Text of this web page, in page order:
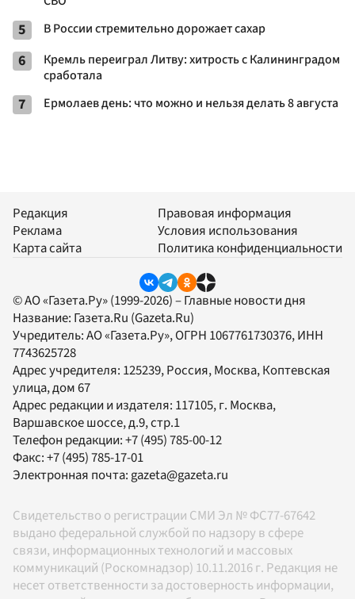
5 В России стремительно дорожает сахар
6
Кремль переиграл Литву: хитрость с Калининградом
сработала
7 Ермолаев день: что можно и нельзя делать 8 августа
Редакция
Реклама
Карта сайта
Правовая информация
Условия использования
Политика конфиденциальности
© АО «Газета.Ру» (1999-2026) – Главные новости дня
Название: Газета.Ru (Gazeta.Ru)
Учредитель:АО «Газета.Ру», ОГРН 1067761730376, ИНН
7743625728
Адрес учредителя: 125239, Россия, Москва, Коптевская
улица, дом 67
Адрес редакции и издателя: 117105, г. Москва,
Варшавское шоссе, д.9, стр.1
Телефон редакции:+7 (495) 785-00-12
Факс:+7 (495) 785-17-01
Электронная почта:gazeta@gazeta.ru
Свидетельство о регистрации СМИ Эл № ФС77-67642
выдано федеральной службой по надзору в сфере
связи, информационных технологий и массовых
коммуникаций (Роскомнадзор) 10.11.2016 г. Редакция не
несет ответственности за достоверность информации,